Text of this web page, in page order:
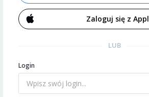
Zaloguj się z
LUB
Login